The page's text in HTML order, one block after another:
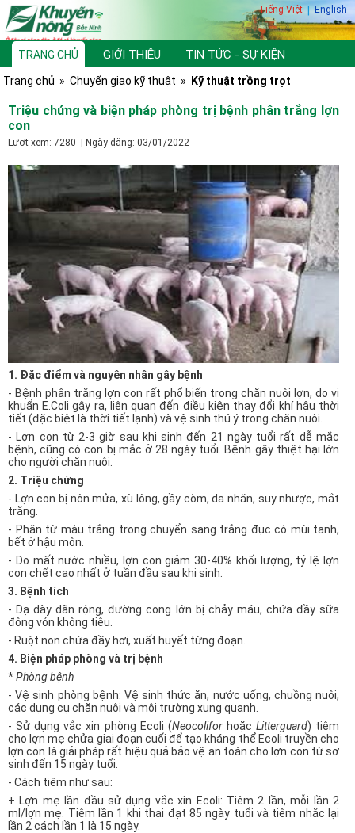
Tiếng Việt|English
TRANG CHỦ GIỚI THIỆU
TIN TỨC - SỰ KIỆN
TƯ VẤN, HỎI ĐÁP
THƯ VIỆN
Trang chủ »Chuyển giao kỹ thuật » Kỹ thuật trồng trọt
Triệu chứng và biện pháp phòng trị bệnh phân trắng lợn
con
Lượt xem: 7280 | Ngày đăng: 03/01/2022
1. Đặc điểm và nguyên nhân gây bệnh
- Bệnh phân trắng lợn con rất phổ biến trong chăn nuôi lợn, do vi
khuẩn E.Coli gây ra, liên quan đến điều kiện thay đổi khí hậu thời
tiết (đặc biệt là thời tiết lạnh) và vệ sinh thú ý trong chăn nuôi.
- Lợn con từ 2-3 giờ sau khi sinh đến 21 ngày tuổi rất dễ mắc
bệnh, cũng có con bị mắc ở 28 ngày tuổi. Bệnh gây thiệt hại lớn
cho người chăn nuôi.
2. Triệu chứng
- Lợn con bị nôn mửa, xù lông, gầy còm, da nhăn, suy nhược, mắt
trắng.
- Phân từ màu trắng trong chuyển sang trắng đục có mùi tanh,
bết ở hậu môn.
- Do mất nước nhiều, lợn con giảm 30-40% khối lượng, tỷ lệ lợn
con chết cao nhất ở tuần đầu sau khi sinh.
3. Bệnh tích
- Dạ dày dãn rộng, đường cong lớn bị chảy máu, chứa đầy sữa
đông vón không tiêu.
- Ruột non chứa đầy hơi, xuất huyết từng đoạn.
4. Biện pháp phòng và trị bệnh
*Phòng bệnh
- Vệ sinh phòng bệnh: Vệ sinh thức ăn, nước uống, chuồng nuôi,
các dụng cụ chăn nuôi và môi trường xung quanh.
- Sử dụng vắc xin phòng Ecoli (Neocolifor hoặc Litterguard) tiêm
cho lợn mẹ chửa giai đoạn cuối để tạo kháng thể Ecoli truyền cho
lợn con là giải pháp rất hiệu quả bảo vệ an toàn cho lợn con từ sơ
sinh đến 15 ngày tuổi.
- Cách tiêm như sau:
+ Lợn mẹ lần đầu sử dụng vắc xin Ecoli: Tiêm 2 lần, mỗi lần 2
ml/lợn mẹ. Tiêm lần 1 khi thai đạt 85 ngày tuổi và tiêm nhắc lại
lần 2 cách lần 1 là 15 ngày.